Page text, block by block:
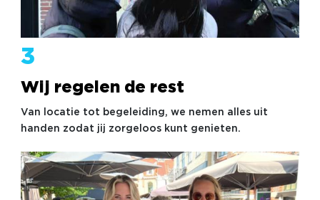
3
Wij regelen de rest
Van locatie tot begeleiding, we nemen alles uit
handen zodat jij zorgeloos kunt genieten.